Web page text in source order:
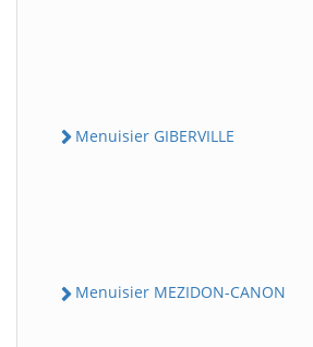
Menuisier GIBERVILLE
Menuisier MEZIDON-CANON